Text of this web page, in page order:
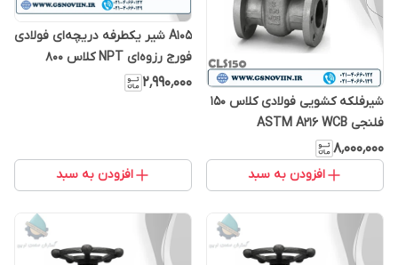
شیرفلکه کشویی فولادی کلاس 150
فلنجی ASTM A216 WCB
۸٬۰۰۰٬۰۰۰
افزودن به سبد
A105 شیر یکطرفه دریچه‌ای فولادی
فورج رزوه‌ای NPT کلاس 800
(Swing Check)
۲٬۹۹۰٬۰۰۰
افزودن به سبد